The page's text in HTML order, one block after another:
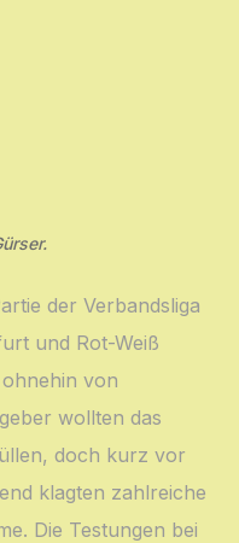
der Verbandsliga
und Rot-Weiß
von
wollten das
doch kurz vor
klagten zahlreiche
Die Testungen bei